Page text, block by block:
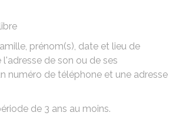
prénom(s), date et lieu de
l'adresse de son ou de ses
numéro de téléphone et une adresse
de 3 ans au moins.